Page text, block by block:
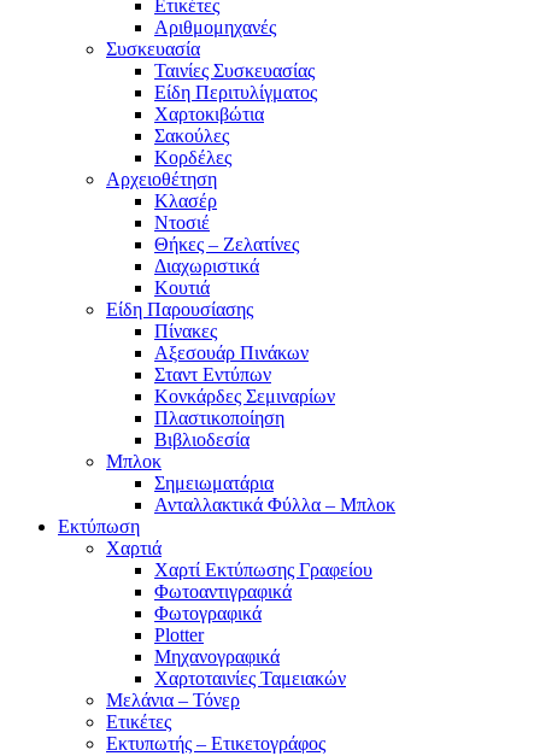
Ετικέτες
Αριθμομηχανές
Συσκευασία
Ταινίες Συσκευασίας
Είδη Περιτυλίγματος
Χαρτοκιβώτια
Σακούλες
Κορδέλες
Αρχειοθέτηση
Κλασέρ
Ντοσιέ
Θήκες – Ζελατίνες
Διαχωριστικά
Κουτιά
Είδη Παρουσίασης
Πίνακες
Αξεσουάρ Πινάκων
Σταντ Εντύπων
Κονκάρδες Σεμιναρίων
Πλαστικοποίηση
Βιβλιοδεσία
Μπλοκ
Σημειωματάρια
Ανταλλακτικά Φύλλα – Μπλοκ
Εκτύπωση
Χαρτιά
Χαρτί Εκτύπωσης Γραφείου
Φωτοαντιγραφικά
Φωτογραφικά
Plotter
Μηχανογραφικά
Χαρτοταινίες Ταμειακών
Μελάνια – Τόνερ
Ετικέτες
Εκτυπωτής – Ετικετογράφος